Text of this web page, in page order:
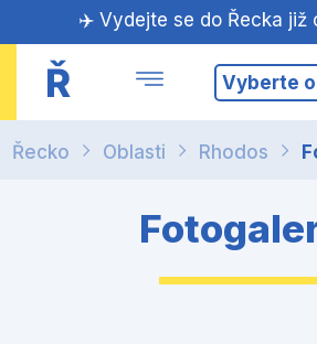
✈️ Vydejte se do Řecka již
Ř Vyberte
Řecko Oblasti Rhodos